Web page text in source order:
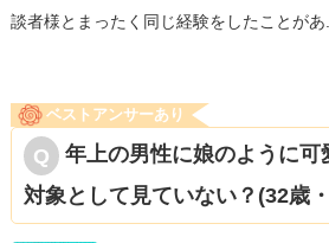
談者様とまったく同じ経験をしたことがあ
ベストアンサーあり
年上の男性に娘のように可
対象として見ていない？(32歳・